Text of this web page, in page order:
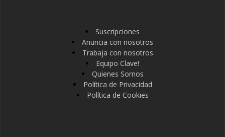
Suscripciones
Anuncia con nosotros
Trabaja con nosotros
Equipo Clave!
Quienes Somos
Política de Privacidad
Política de Cookies